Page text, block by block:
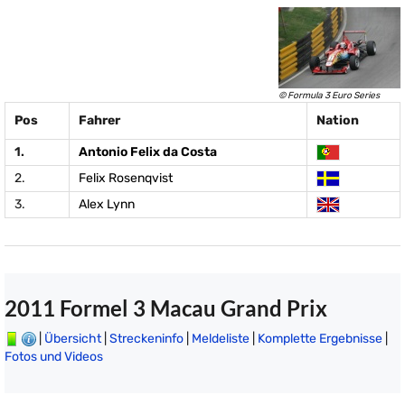
© Formula 3 Euro Series
Pos Fahrer Nation
1.
Antonio Felix da Costa
2.
Felix Rosenqvist
3.
Alex Lynn
2011 Formel 3 Macau Grand Prix
Übersicht| Streckeninfo Meldeliste Komplette Ergebnisse
Fotos und Videos